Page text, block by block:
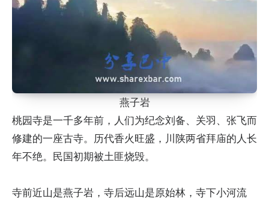
燕子岩
桃园寺是一千多年前，人们为纪念刘备、关羽、张飞而
修建的一座古寺。历代香火旺盛，川陕两省拜庙的人长
年不绝。民国初期被土匪烧毁。
寺前近山是燕子岩，寺后远山是原始林，寺下小河流